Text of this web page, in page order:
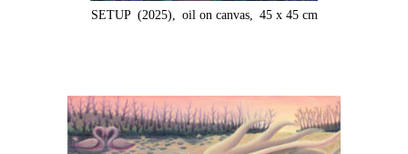
SETUP (2025), oil on canvas, 45 x 45 cm